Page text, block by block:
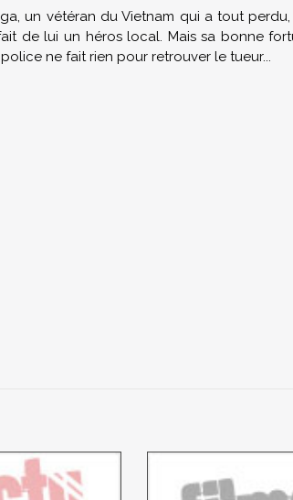
, un vétéran du Vietnam qui a tout perdu,
de lui un héros local. Mais sa bonne
ne fait rien pour retrouver le tueur...